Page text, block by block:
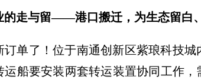
的走与留——港口搬迁，为生态留白
订单了！位于南通创新区紫琅科技
运船要安装两套转运装置协同工作